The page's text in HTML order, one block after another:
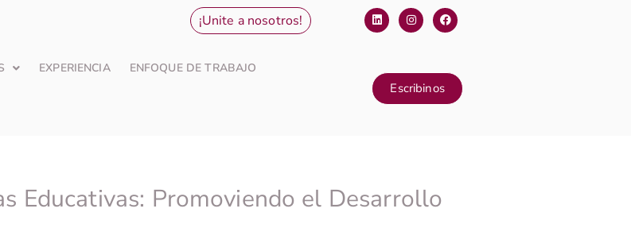
¡Unite a nosotros!
EXPERIENCIA ENFOQUE DE TRABAJO
Escribinos
Educativas: Promoviendo el Desarrollo